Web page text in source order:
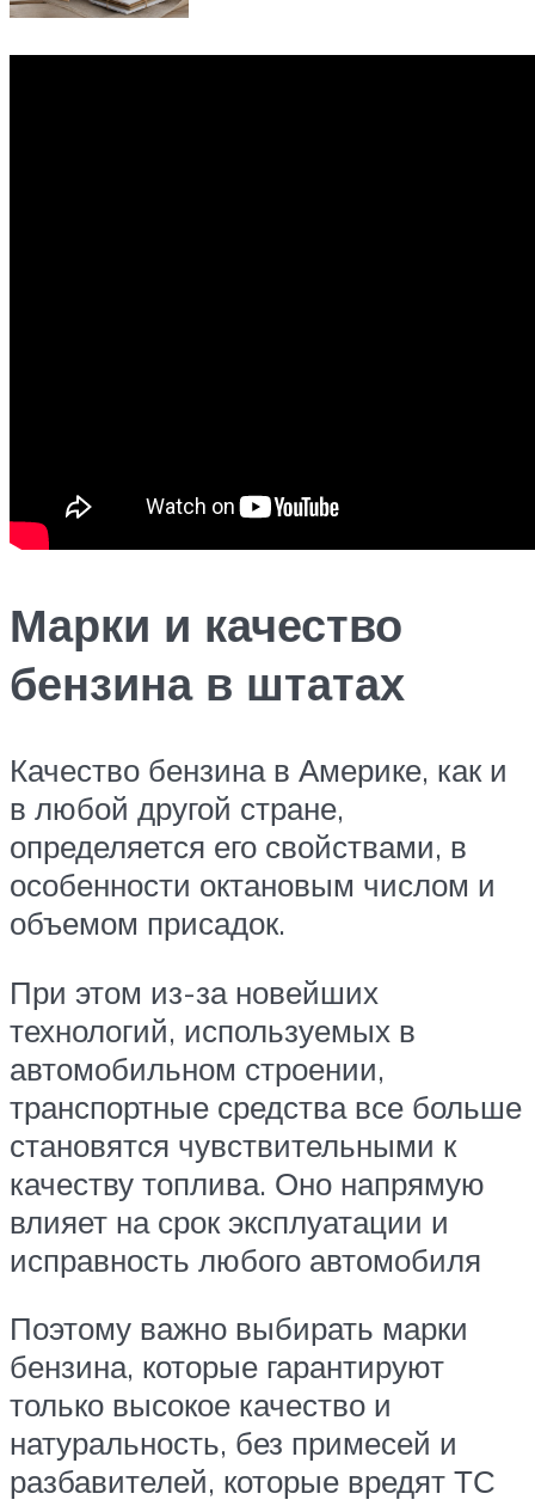
Марки и качество
бензина в штатах
Качество бензина в Америке, как и
в любой другой стране,
определяется его свойствами, в
особенности октановым числом и
объемом присадок.
При этом из-за новейших
технологий, используемых в
автомобильном строении,
транспортные средства все больше
становятся чувствительными к
качеству топлива. Оно напрямую
влияет на срок эксплуатации и
исправность любого автомобиля
Поэтому важно выбирать марки
бензина, которые гарантируют
только высокое качество и
натуральность, без примесей и
разбавителей, которые вредят ТС